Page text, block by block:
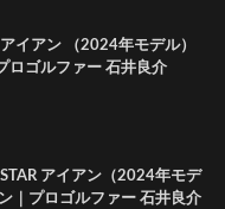
イアン （2024年モデル）
ロゴルファー 石井良介
アイアン（2024年モデ
｜プロゴルファー 石井良介